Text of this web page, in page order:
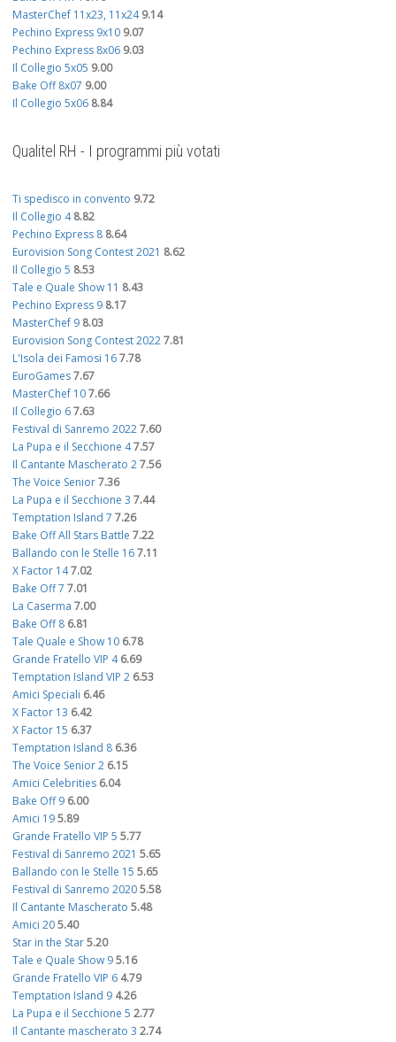
MasterChef 11x23, 11x24 9.14
Pechino Express 9x10 9.07
Pechino Express 8x06 9.03
Il Collegio 5x05 9.00
Bake Off 8x07 9.00
Il Collegio 5x06 8.84
Qualitel RH - I programmi più votati
Ti spedisco in convento 9.72
Il Collegio 4 8.82
Pechino Express 8 8.64
Eurovision Song Contest 2021 8.62
Il Collegio 5 8.53
Tale e Quale Show 11 8.43
Pechino Express 9 8.17
MasterChef 9 8.03
Eurovision Song Contest 20227.81
L'Isola dei Famosi 167.78
EuroGames7.67
MasterChef 107.66
Il Collegio 67.63
Festival di Sanremo 20227.60
La Pupa e il Secchione 47.57
Il Cantante Mascherato 27.56
The Voice Senior7.36
La Pupa e il Secchione 3 7.44
Temptation Island 7 7.26
Bake Off All Stars Battle 7.22
Ballando con le Stelle 167.11
X Factor 147.02
Bake Off 7 7.01
La Caserma 7.00
Bake Off 8 6.81
Tale Quale e Show 10 6.78
Grande Fratello VIP 4 6.69
Temptation Island VIP 2 6.53
Amici Speciali 6.46
X Factor 13 6.42
X Factor 15 6.37
Temptation Island 8 6.36
The Voice Senior 2 6.15
Amici Celebrities 6.04
Bake Off 9 6.00
Amici 195.89
Grande Fratello VIP 5 5.77
Festival di Sanremo 2021 5.65
Ballando con le Stelle 15 5.65
Festival di Sanremo 20205.58
Il Cantante Mascherato 5.48
Amici 205.40
Star in the Star5.20
Tale e Quale Show 95.16
Grande Fratello VIP 6 4.79
Temptation Island 9 4.26
La Pupa e il Secchione 5 2.77
Il Cantante mascherato 3 2.74